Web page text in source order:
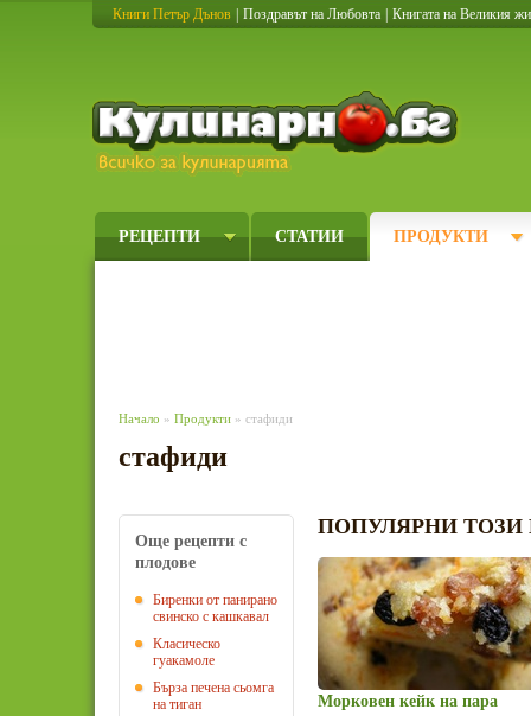
Книги Петър Дънов Поздравът на Любовта Книгата на Великия
РЕЦЕПТИ СТАТИИ ПРОДУКТИ
Начало » Продукти » стафиди
стафиди
Още рецепти с
плодове
Биренки от панирано
свинско с кашкавал
Класическо
гуакамоле
Бърза печена сьомга
на тиган
ПОПУЛЯРНИ ТОЗИ
Морковен кейк на пара